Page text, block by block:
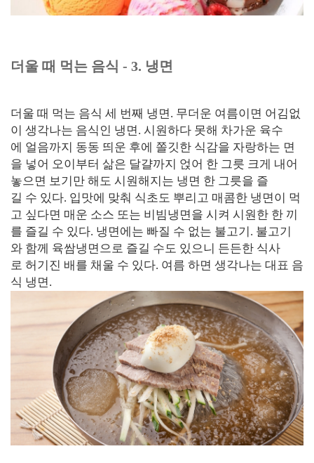
더울 때 먹는 음식 - 3. 냉면
더울 때 먹는 음식 세 번째 냉면. 무더운 여름이면 어김없
이 생각나는 음식인 냉면. 시원하다 못해 차가운 육수
에 얼음까지 동동 띄운 후에 쫄깃한 식감을 자랑하는 면
을 넣어 오이부터 삶은 달걀까지 얹어 한 그릇 크게 내어
놓으면 보기만 해도 시원해지는 냉면 한 그릇을 즐
길 수 있다. 입맛에 맞춰 식초도 뿌리고 매콤한 냉면이 먹
고 싶다면 매운 소스 또는 비빔냉면을 시켜 시원한 한 끼
를 즐길 수 있다. 냉면에는 빠질 수 없는 불고기. 불고기
와 함께 육쌈냉면으로 즐길 수도 있으니 든든한 식사
로 허기진 배를 채울 수 있다. 여름 하면 생각나는 대표 음
식 냉면.